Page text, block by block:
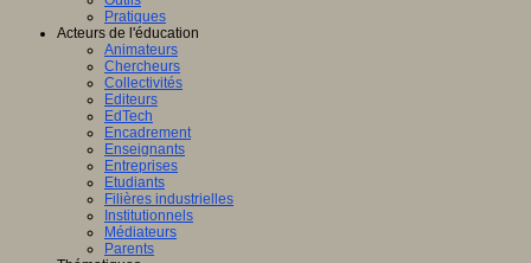
Pratiques
Acteurs de l'éducation
Animateurs
Chercheurs
Collectivités
Editeurs
EdTech
Encadrement
Enseignants
Entreprises
Etudiants
Filières industrielles
Institutionnels
Médiateurs
Parents